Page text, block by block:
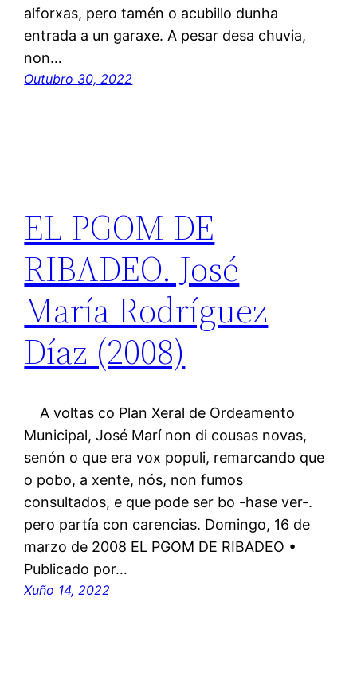
alforxas, pero tamén o acubillo dunha
entrada a un garaxe. A pesar desa chuvia,
non…
Outubro 30, 2022
EL PGOM DE
RIBADEO. José
María Rodríguez
Díaz (2008)
A voltas co Plan Xeral de Ordeamento
Municipal, José Marí non di cousas novas,
senón o que era vox populi, remarcando que
o pobo, a xente, nós, non fumos
consultados, e que pode ser bo -hase ver-.
pero partía con carencias. Domingo, 16 de
marzo de 2008 EL PGOM DE RIBADEO •
Publicado por…
Xuño 14, 2022